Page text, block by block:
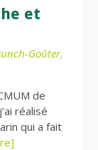
et
Goûter,
de
réalisé
qui a fait